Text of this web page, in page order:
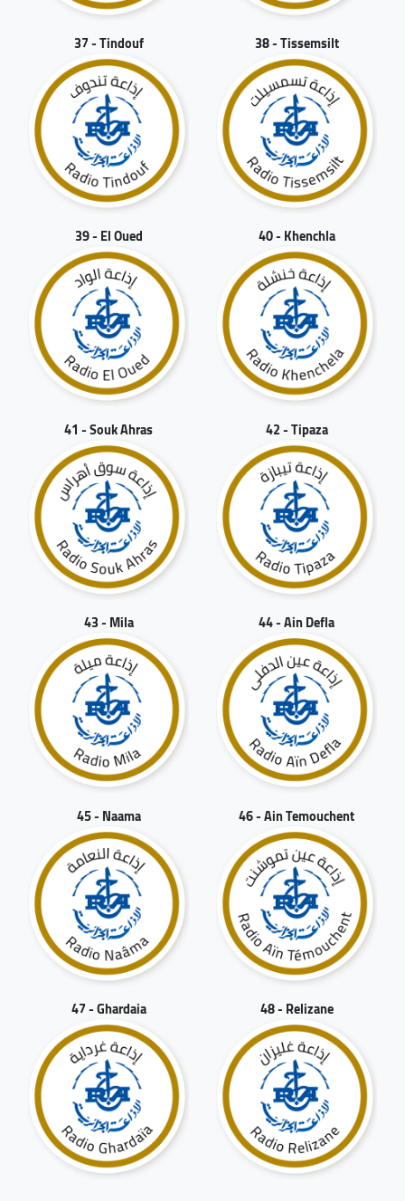
37 - Tindouf 38 - Tissemsilt
39 - El Oued 40 - Khenchla
41 - Souk Ahras 42 - Tipaza
43 - Mila 44 - Ain Defla
45 - Naama 46 - Ain Temouchent
47 - Ghardaia 48 - Relizane